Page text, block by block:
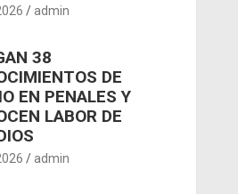
admin
38
DE
EN PENALES Y
LABOR DE
admin